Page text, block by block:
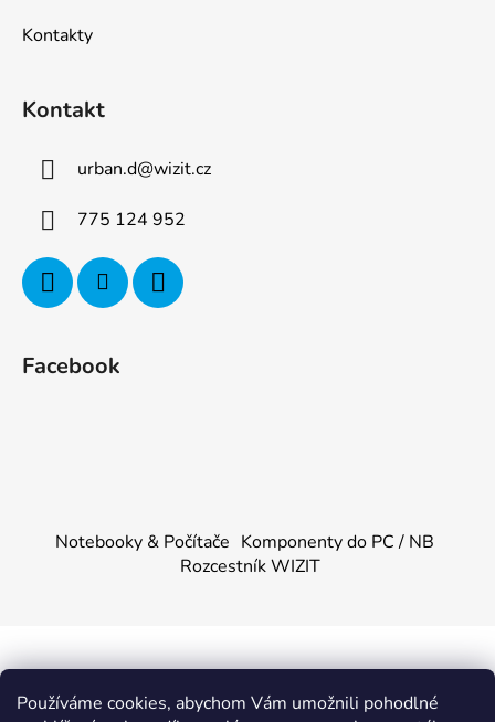
Používáme cookies, abychom Vám umožnili pohodlné
Kontakty
Kontakt
urban.d@wizit.cz
775 124 952
Facebook
Notebooky & Počítače Komponenty do PC / NB
Rozcestník WIZIT
Copyright 2026KOMPONENTY.NET / WIZIT.EU